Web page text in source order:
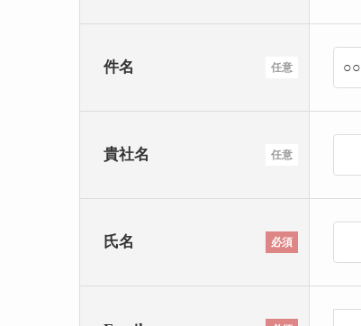
任意
件名
任意
貴社名
必須
氏名